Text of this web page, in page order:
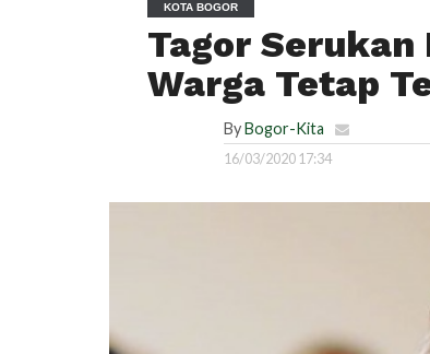
KOTA BOGOR
Tagor Serukan
Warga Tetap
ByBogor-Kita
16/03/2020 17:34